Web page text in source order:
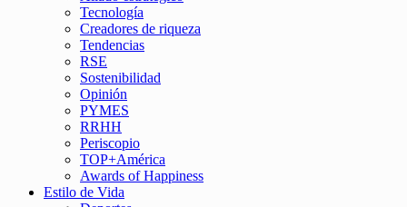
Tecnología
Creadores de riqueza
Tendencias
RSE
Sostenibilidad
Opinión
PYMES
RRHH
Periscopio
TOP+América
Awards of Happiness
Estilo de Vida